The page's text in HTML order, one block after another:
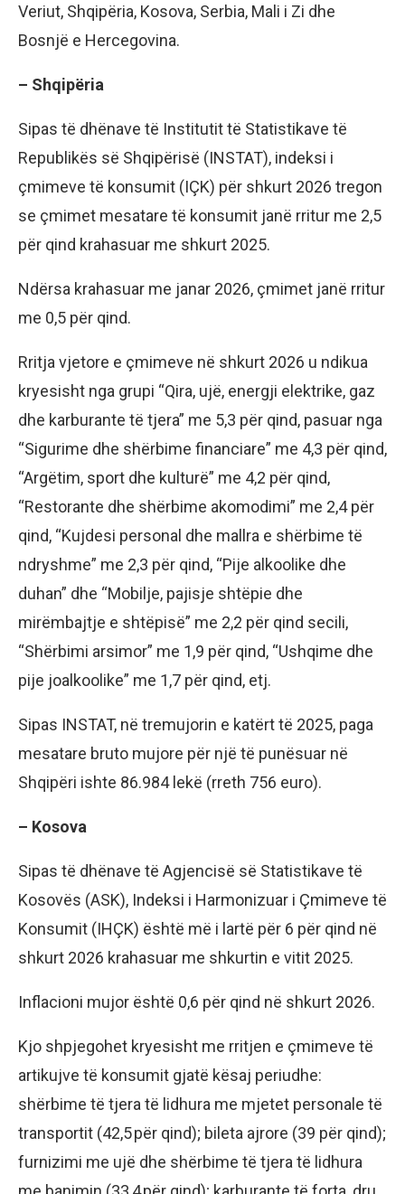
Veriut, Shqipëria, Kosova, Serbia, Mali i Zi dhe
Bosnjë e Hercegovina.
– Shqipëria
Sipas të dhënave të Institutit të Statistikave të
Republikës së Shqipërisë (INSTAT), indeksi i
çmimeve të konsumit (IÇK) për shkurt 2026 tregon
se çmimet mesatare të konsumit janë rritur me 2,5
për qind krahasuar me shkurt 2025.
Ndërsa krahasuar me janar 2026, çmimet janë rritur
me 0,5 për qind.
Rritja vjetore e çmimeve në shkurt 2026 u ndikua
kryesisht nga grupi “Qira, ujë, energji elektrike, gaz
dhe karburante të tjera” me 5,3 për qind, pasuar nga
“Sigurime dhe shërbime financiare” me 4,3 për qind,
“Argëtim, sport dhe kulturë” me 4,2 për qind,
“Restorante dhe shërbime akomodimi” me 2,4 për
qind, “Kujdesi personal dhe mallra e shërbime të
ndryshme” me 2,3 për qind, “Pije alkoolike dhe
duhan” dhe “Mobilje, pajisje shtëpie dhe
mirëmbajtje e shtëpisë” me 2,2 për qind secili,
“Shërbimi arsimor” me 1,9 për qind, “Ushqime dhe
pije joalkoolike” me 1,7 për qind, etj.
Sipas INSTAT, në tremujorin e katërt të 2025, paga
mesatare bruto mujore për një të punësuar në
Shqipëri ishte 86.984 lekë (rreth 756 euro).
– Kosova
Sipas të dhënave të Agjencisë së Statistikave të
Kosovës (ASK), Indeksi i Harmonizuar i Çmimeve të
Konsumit (IHÇK) është më i lartë për 6 për qind në
shkurt 2026 krahasuar me shkurtin e vitit 2025.
Inflacioni mujor është 0,6 për qind në shkurt 2026.
Kjo shpjegohet kryesisht me rritjen e çmimeve të
artikujve të konsumit gjatë kësaj periudhe:
shërbime të tjera të lidhura me mjetet personale të
transportit (42,5 për qind); bileta ajrore (39 për qind);
furnizimi me ujë dhe shërbime të tjera të lidhura